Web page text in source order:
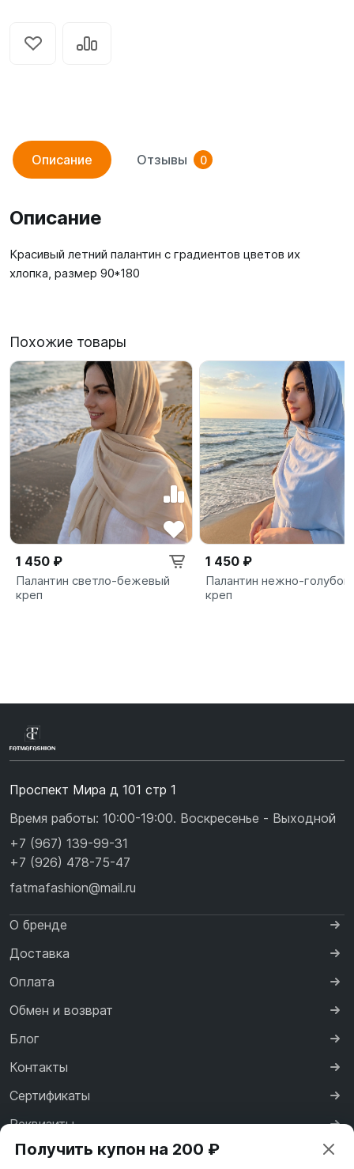
Описание Отзывы 0
Описание
Красивый летний палантин с градиентов цветов их
хлопка, размер 90*180
Похожие товары
1 450 ₽
Палантин светло-бежевый
креп
1 450 ₽
Палантин нежно-голубой
креп
Проспект Мира д 101 стр 1
Время работы: 10:00-19:00. Воскресенье - Выходной
+7 (967) 139-99-31
+7 (926) 478-75-47
fatmafashion@mail.ru
О бренде
Доставка
Оплата
Обмен и возврат
Блог
Контакты
Сертификаты
Реквизиты
Договор оферты
Получить купон на 200 ₽